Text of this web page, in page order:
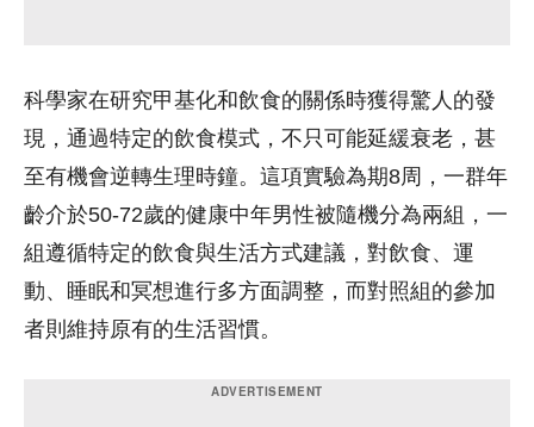
科學家在研究甲基化和飲食的關係時獲得驚人的發
現，通過特定的飲食模式，不只可能延緩衰老，甚
至有機會逆轉生理時鐘。這項實驗為期8周，一群年
齡介於50-72歲的健康中年男性被隨機分為兩組，一
組遵循特定的飲食與生活方式建議，對飲食、運
動、睡眠和冥想進行多方面調整，而對照組的參加
者則維持原有的生活習慣。